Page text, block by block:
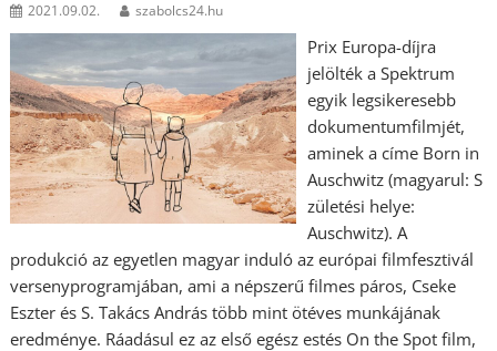
2021.09.02. szabolcs24.hu
Prix Europa-díjra
jelölték a Spektrum
egyik legsikeresebb
dokumentumfilmjét,
aminek a címe Born in
Auschwitz (magyarul: S
zületési helye:
Auschwitz). A
produkció az egyetlen magyar induló az európai filmfesztivál
versenyprogramjában, ami a népszerű filmes páros, Cseke
Eszter és S. Takács András több mint ötéves munkájának
eredménye. Ráadásul ez az első egész estés On the Spot film,